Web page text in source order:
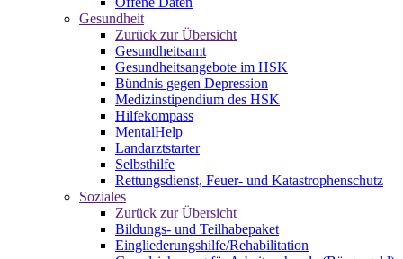
Gesundheit
Zurück zur Übersicht
Gesundheitsamt
Gesundheitsangebote im HSK
Bündnis gegen Depression
Medizinstipendium des HSK
Hilfekompass
MentalHelp
Landarztstarter
Selbsthilfe
Rettungsdienst, Feuer- und Katastrophenschutz
Soziales
Zurück zur Übersicht
Bildungs- und Teilhabepaket
Eingliederungshilfe/Rehabilitation